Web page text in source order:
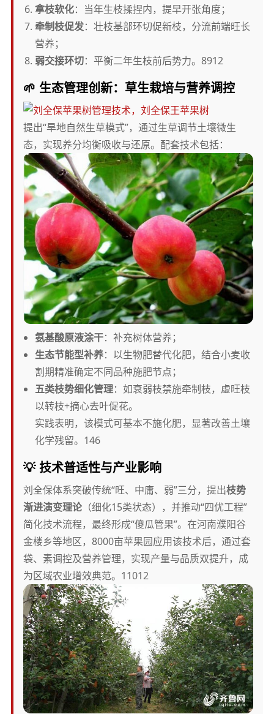
拿枝软化：当年生枝揉捏内，提早开张角度；
牵制枝促发：壮枝基部环切促新枝，分流前端旺长
营养；
弱交接环切：平衡二年生枝前后势力。8912
🌱 生态管理创新：草生栽培与营养调控
提出“旱地自然生草模式”，通过生草调节土壤微生
态，实现养分均衡吸收与还原。配套技术包括：
氨基酸原液涂干：补充树体营养；
生态节能型补养：以生物肥替代化肥，结合小麦收
割期精准确定不同品种施肥节点；
五类枝势细化管理：如衰弱枝禁施牵制枝，虚旺枝
以转枝+摘心去叶促花。
实践表明，该模式可基本不施化肥，显著改善土壤
化学残留。146
💡 技术普适性与产业影响
刘全保体系突破传统“旺、中庸、弱”三分，提出枝势
渐进演变理论（细化15类状态），并推动“四优工程”
简化技术流程，最终形成“傻瓜管果”。在河南濮阳谷
金楼乡等地区，8000亩苹果园应用该技术后，通过套
袋、素调控及营养管理，实现产量与品质双提升，成
为区域农业增效典范。11012